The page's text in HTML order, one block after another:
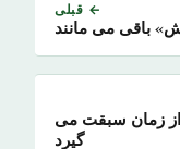
← قبلی
باقی می مانند
پناهنده از زمان سبقت می
گیرد